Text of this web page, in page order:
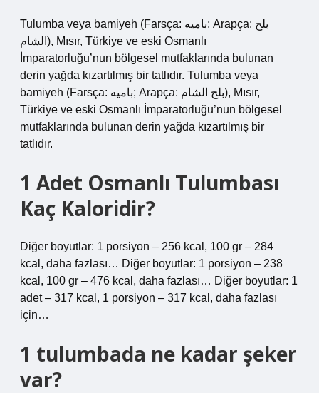
Tulumba veya bamiyeh (Farsça: بامیه; Arapça: بلح
الشام‎), Mısır, Türkiye ve eski Osmanlı
İmparatorluğu’nun bölgesel mutfaklarında bulunan
derin yağda kızartılmış bir tatlıdır. Tulumba veya
bamiyeh (Farsça: بامیه; Arapça: بلح الشام‎), Mısır,
Türkiye ve eski Osmanlı İmparatorluğu’nun bölgesel
mutfaklarında bulunan derin yağda kızartılmış bir
tatlıdır.
1 Adet Osmanlı Tulumbası
Kaç Kaloridir?
Diğer boyutlar: 1 porsiyon – 256 kcal, 100 gr – 284
kcal, daha fazlası… Diğer boyutlar: 1 porsiyon – 238
kcal, 100 gr – 476 kcal, daha fazlası… Diğer boyutlar: 1
adet – 317 kcal, 1 porsiyon – 317 kcal, daha fazlası
için…
1 tulumbada ne kadar şeker
var?